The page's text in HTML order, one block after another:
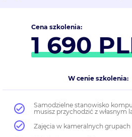
Cena szkolenia:
1 690
W cenie szkolenia:
Samodzielne stanowisko
musisz przychodzić z własnym
Zajęcia w kameralnych grupach